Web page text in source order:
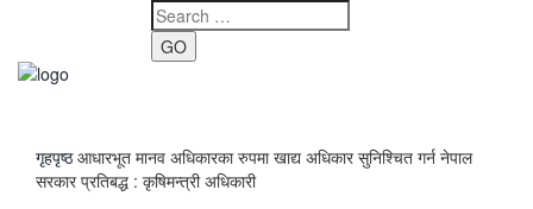
GO
गृहपृष्ठआधारभूत मानव अधिकारका रुपमा खाद्य अधिकार सुनिश्चित गर्न नेपाल
सरकार प्रतिबद्ध : कृषिमन्त्री अधिकारी